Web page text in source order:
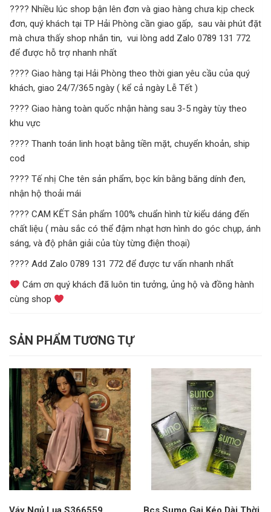
???? Nhiều lúc shop bận lên đơn và giao hàng chưa kịp check
đơn, quý khách tại TP Hải Phòng cần giao gấp, sau vài phút đặt
mà chưa thấy shop nhắn tin, vui lòng add Zalo 0789 131 772
để được hỗ trợ nhanh nhất
???? Giao hàng tại Hải Phòng theo thời gian yêu cầu của quý
khách, giao 24/7/365 ngày ( kể cả ngày Lễ Tết )
???? Giao hàng toàn quốc nhận hàng sau 3-5 ngày tùy theo
khu vực
???? Thanh toán linh hoạt bằng tiền mặt, chuyển khoản, ship
cod
???? Tế nhị Che tên sản phẩm, bọc kín bằng băng dính đen,
nhận hộ thoải mái
???? CAM KẾT Sản phẩm 100% chuẩn hình từ kiểu dáng đến
chất liệu ( màu sắc có thể đậm nhạt hơn hình do góc chụp, ánh
sáng, và độ phân giải của tùy từng điện thoại)
???? Add Zalo 0789 131 772 để được tư vấn nhanh nhất
Cám ơn quý khách đã luôn tin tưởng, ủng hộ và đồng hành
cùng shop
SẢN PHẨM TƯƠNG TỰ